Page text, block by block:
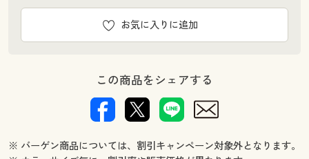
お気に入りに追加
この商品をシェアする
※ バーゲン商品については、割引キャンペーン対象外となります。